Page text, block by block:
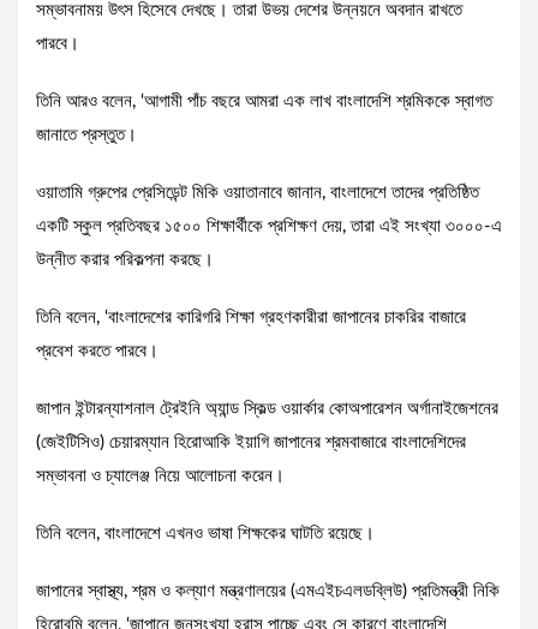
সম্ভাবনাময় উৎস হিসেবে দেখছে। তারা উভয় দেশের উন্নয়নে অবদান রাখতে
পারবে।
তিনি আরও বলেন, ‘আগামী পাঁচ বছরে আমরা এক লাখ বাংলাদেশি শ্রমিককে স্বাগত
জানাতে প্রস্তুত।
ওয়াতামি গ্রুপের প্রেসিডেন্ট মিকি ওয়াতানাবে জানান, বাংলাদেশে তাদের প্রতিষ্ঠিত
একটি স্কুল প্রতিবছর ১৫০০ শিক্ষার্থীকে প্রশিক্ষণ দেয়, তারা এই সংখ্যা ৩০০০-এ
উন্নীত করার পরিকল্পনা করছে।
তিনি বলেন, ‘বাংলাদেশের কারিগরি শিক্ষা গ্রহণকারীরা জাপানের চাকরির বাজারে
প্রবেশ করতে পারবে।
জাপান ইন্টারন্যাশনাল ট্রেইনি অ্যান্ড স্কিল্ড ওয়ার্কার কোঅপারেশন অর্গানাইজেশনের
(জেইটিসিও) চেয়ারম্যান হিরোআকি ইয়াগি জাপানের শ্রমবাজারে বাংলাদেশিদের
সম্ভাবনা ও চ্যালেঞ্জ নিয়ে আলোচনা করেন।
তিনি বলেন, বাংলাদেশে এখনও ভাষা শিক্ষকের ঘাটতি রয়েছে।
জাপানের স্বাস্থ্য, শ্রম ও কল্যাণ মন্ত্রণালয়ের (এমএইচএলডব্লিউ) প্রতিমন্ত্রী নিকি
হিরোবুমি বলেন, ‘জাপানে জনসংখ্যা হ্রাস পাচ্ছে এবং সে কারণে বাংলাদেশি